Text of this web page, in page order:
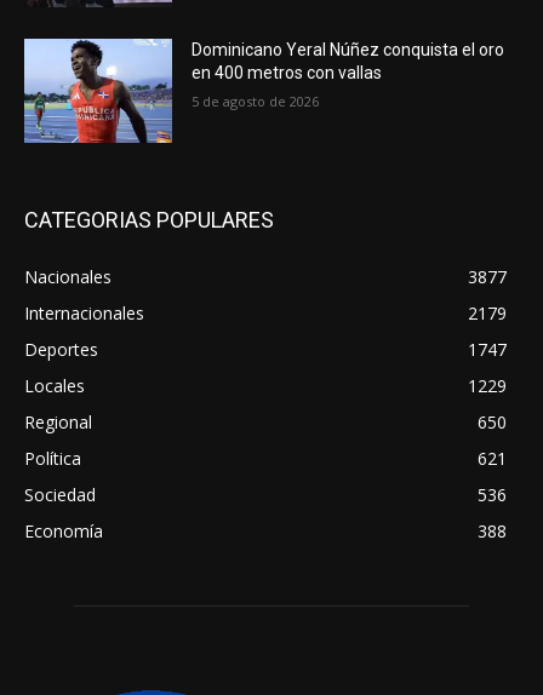
Dominicano Yeral Núñez conquista el oro
en 400 metros con vallas
5 de agosto de 2026
CATEGORIAS POPULARES
Nacionales
3877
Internacionales
2179
Deportes
1747
Locales
1229
Regional
650
Política
621
Sociedad
536
Economía
388